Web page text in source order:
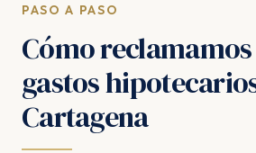
PASO A PASO
Cómo reclamamos
gastos
Cartagena